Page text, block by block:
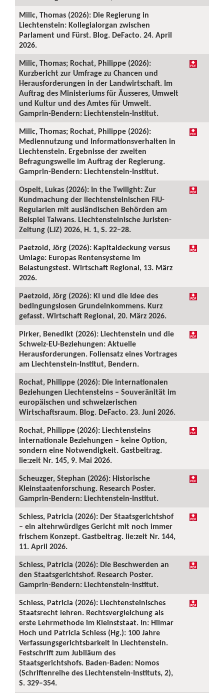
Milic, Thomas (2026): Die Regierung in
Liechtenstein: Kollegialorgan zwischen
Parlament und Fürst. Blog. DeFacto. 24. April
2026.
Milic, Thomas; Rochat, Philippe (2026):
Kurzbericht zur Umfrage zu Chancen und
Herausforderungen in der Landwirtschaft. Im
Auftrag des Ministeriums für Äusseres, Umwelt
und Kultur und des Amtes für Umwelt.
Gamprin-Bendern: Liechtenstein-Institut.
Milic, Thomas; Rochat, Philippe (2026):
Mediennutzung und Informationsverhalten in
Liechtenstein. Ergebnisse der zweiten
Befragungswelle im Auftrag der Regierung.
Gamprin-Bendern: Liechtenstein-Institut.
Ospelt, Lukas (2026): In the Twilight: Zur
Kundmachung der liechtensteinischen FIU-
Regularien mit ausländischen Behörden am
Beispiel Taiwans. Liechtensteinische Juristen-
Zeitung (LJZ) 2026, H. 1, S. 22–28.
Paetzold, Jörg (2026): Kapitaldeckung versus
Umlage: Europas Rentensysteme im
Belastungstest. Wirtschaft Regional, 13. März
2026.
Paetzold, Jörg (2026): KI und die Idee des
bedingungslosen Grundeinkommens. Kurz
gefasst. Wirtschaft Regional, 20. März 2026.
Pirker, Benedikt (2026): Liechtenstein und die
Schweiz-EU-Beziehungen: Aktuelle
Herausforderungen. Foliensatz eines Vortrages
am Liechtenstein-Institut, Bendern.
Rochat, Philippe (2026): Die internationalen
Beziehungen Liechtensteins – Souveränität im
europäischen und schweizerischen
Wirtschaftsraum. Blog. DeFacto. 23. Juni 2026.
Rochat, Philippe (2026): Liechtensteins
internationale Beziehungen – keine Option,
sondern eine Notwendigkeit. Gastbeitrag.
lie:zeit Nr. 145, 9. Mai 2026.
Scheuzger, Stephan (2026): Historische
Kleinstaatenforschung. Research Poster.
Gamprin-Bendern: Liechtenstein-Institut.
Schiess, Patricia (2026): Der Staatsgerichtshof
– ein altehrwürdiges Gericht mit noch immer
frischem Konzept. Gastbeitrag. lie:zeit Nr. 144,
11. April 2026.
Schiess, Patricia (2026): Die Beschwerden an
den Staatsgerichtshof. Research Poster.
Gamprin-Bendern: Liechtenstein-Institut.
Schiess, Patricia (2026): Liechtensteinisches
Staatsrecht lehren. Rechtsvergleichung als
erste Lehrmethode im Kleinststaat. In: Hilmar
Hoch und Patricia Schiess (Hg.): 100 Jahre
Verfassungsgerichtsbarkeit in Liechtenstein.
Festschrift zum Jubiläum des
Staatsgerichtshofs. Baden-Baden: Nomos
(Schriftenreihe des Liechtenstein-Instituts, 2),
S. 329–354.